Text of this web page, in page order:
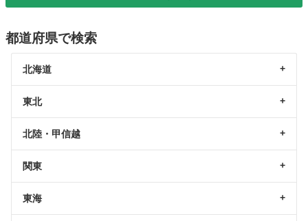
都道府県で検索
北海道
東北
北陸・甲信越
関東
東海